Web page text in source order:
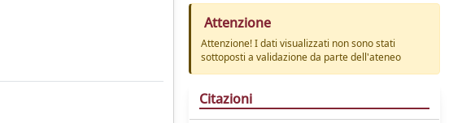
Attenzione
Attenzione! I dati visualizzati non sono stati
sottoposti a validazione da parte dell'ateneo
Citazioni